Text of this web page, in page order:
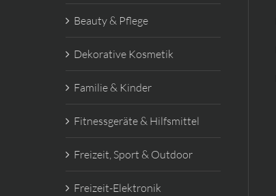
Beauty & Pflege
Dekorative Kosmetik
Familie & Kinder
Fitnessgeräte & Hilfsmittel
Freizeit, Sport & Outdoor
Freizeit-Elektronik